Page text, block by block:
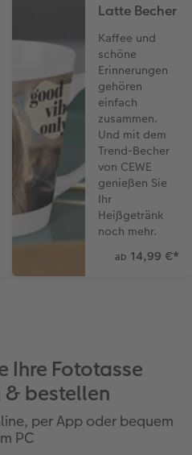
Latte Becher
Kaffee und
schöne
Erinnerungen
gehören
einfach
zusammen.
Und mit dem
Trend-Becher
von CEWE
genießen Sie
Ihr
Heißgetränk
noch mehr.
ab 14,99 €*
Ihre Fototasse
bestellen
per App oder bequem
PC